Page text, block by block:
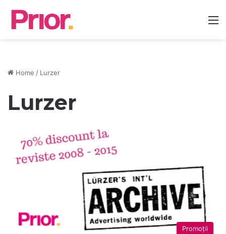
Home / Lurzer
Lurzer
Promoții